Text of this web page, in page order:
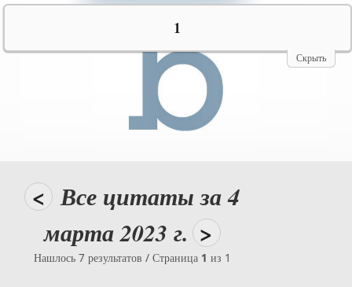
< Все цитаты за 4
марта 2023 г. >
Нашлось 7 результатов / Страница 1 из 1
Скрыть
1